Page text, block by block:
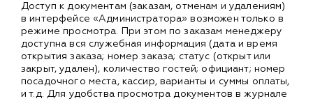
Доступ к документам (заказам, отменам и удалениям)
в интерфейсе «Администратора» возможен только в
режиме просмотра. При этом по заказам менеджеру
доступна вся служебная информация (дата и время
открытия заказа; номер заказа; статус (открыт или
закрыт, удален), количество гостей; официант; номер
посадочного места, кассир, варианты и суммы оплаты,
и т.д. Для удобства просмотра документов в журнале